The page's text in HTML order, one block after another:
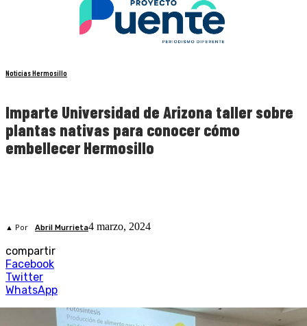
Noticias Hermosillo
Imparte Universidad de Arizona taller sobre
plantas nativas para conocer cómo
embellecer Hermosillo
▲ Por Abril Murrieta4 marzo, 2024
compartir
Facebook
Twitter
WhatsApp